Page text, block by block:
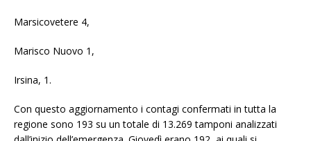
Marsicovetere 4,
Marisco Nuovo 1,
Irsina, 1.
Con questo aggiornamento i contagi confermati in tutta la
regione sono 193 su un totale di 13.269 tamponi analizzati